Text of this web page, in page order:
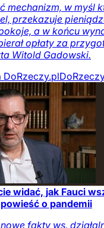
mechanizm, w myśl
przekazuje
a w końcu
opłaty za
Witold Gadowski.
DoRzeczy.pl
widać, jak Fauci
o pandemii
fakty ws.